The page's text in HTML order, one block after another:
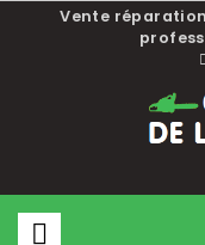
Vente